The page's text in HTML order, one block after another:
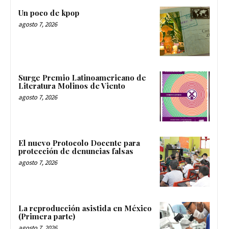
Un poco de kpop
agosto 7, 2026
Surge Premio Latinoamericano de
Literatura Molinos de Viento
agosto 7, 2026
El nuevo Protocolo Docente para
protección de denuncias falsas
agosto 7, 2026
La reproducción asistida en México
(Primera parte)